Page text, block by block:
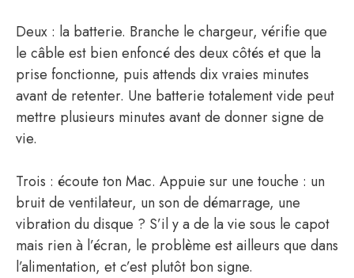
Deux : la batterie. Branche le chargeur, vérifie que
le câble est bien enfoncé des deux côtés et que la
prise fonctionne, puis attends dix vraies minutes
avant de retenter. Une batterie totalement vide peut
mettre plusieurs minutes avant de donner signe de
vie.
Trois : écoute ton Mac. Appuie sur une touche : un
bruit de ventilateur, un son de démarrage, une
vibration du disque ? S’il y a de la vie sous le capot
mais rien à l’écran, le problème est ailleurs que dans
l’alimentation, et c’est plutôt bon signe.